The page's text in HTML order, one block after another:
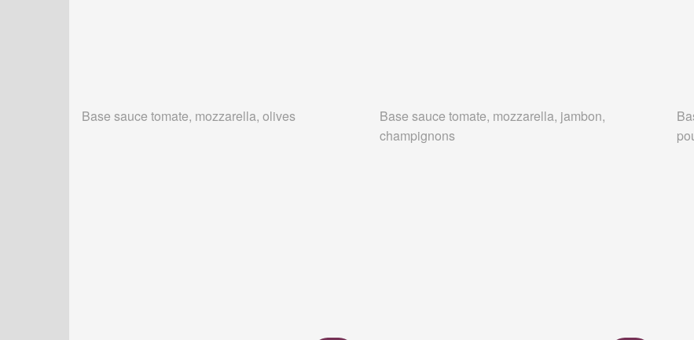
Base sauce tomate, mozzarella, olives
Base sauce tomate, mozzarella, jambon,
champignons